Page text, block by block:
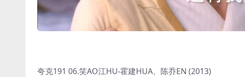
夸克191 06.笑AO江HU-霍建HUA、陈乔EN (2013)